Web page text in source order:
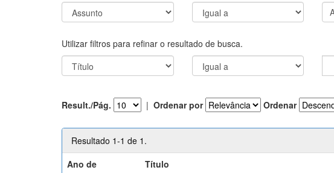
Utilizar filtros para refinar o resultado de busca.
Result./Pág. | Ordenar por Ordenar
Resultado 1-1 de 1.
Ano de
Título